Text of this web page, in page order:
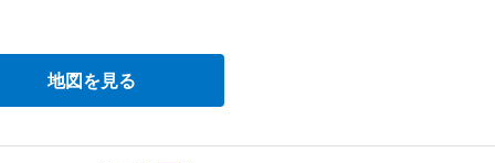
地図を見る